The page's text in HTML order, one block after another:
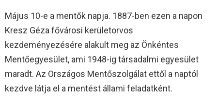
Május 10-e a mentők napja. 1887-ben ezen a napon
Kresz Géza fővárosi kerületorvos
kezdeményezésére alakult meg az Önkéntes
Mentőegyesület, ami 1948-ig társadalmi egyesület
maradt. Az Országos Mentőszolgálat ettől a naptól
kezdve látja el a mentést állami feladatként.